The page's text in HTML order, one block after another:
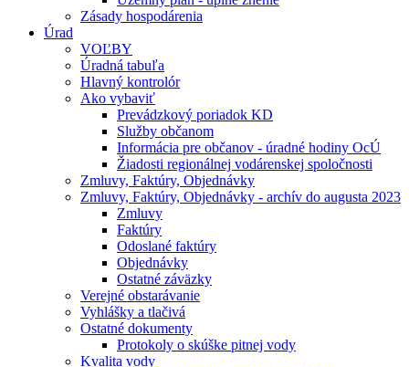
Zásady hospodárenia
Úrad
VOĽBY
Úradná tabuľa
Hlavný kontrolór
Ako vybaviť
Prevádzkový poriadok KD
Služby občanom
Informácia pre občanov - úradné hodiny OcÚ
Žiadosti regionálnej vodárenskej spoločnosti
Zmluvy, Faktúry, Objednávky
Zmluvy, Faktúry, Objednávky - archív do augusta 2023
Zmluvy
Faktúry
Odoslané faktúry
Objednávky
Ostatné záväzky
Verejné obstarávanie
Vyhlášky a tlačivá
Ostatné dokumenty
Protokoly o skúške pitnej vody
Kvalita vody